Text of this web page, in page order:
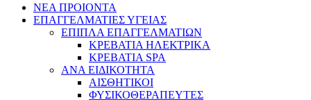
ΝΕΑ ΠΡΟΙΟΝΤΑ
ΕΠΑΓΓΕΛΜΑΤΙΕΣ ΥΓΕΙΑΣ
ΕΠΙΠΛΑ ΕΠΑΓΓΕΛΜΑΤΙΩΝ
ΚΡΕΒΑΤΙΑ ΗΛΕΚΤΡΙΚΑ
ΚΡΕΒΑΤΙΑ SPA
ΑΝΑ ΕΙΔΙΚΟΤΗΤΑ
ΑΙΣΘΗΤΙΚΟΙ
ΦΥΣΙΚΟΘΕΡΑΠΕΥΤΕΣ